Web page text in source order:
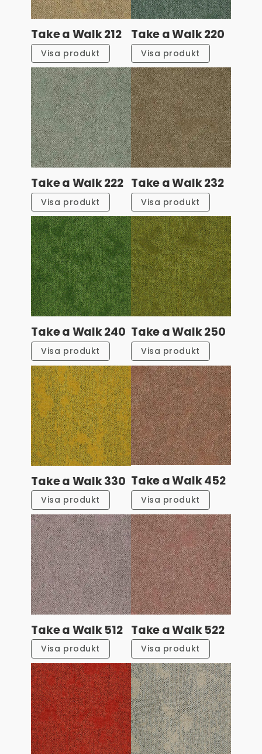
Take a Walk 212
Visa produkt
Take a Walk 220
Visa produkt
Take a Walk 222
Visa produkt
Take a Walk 232
Visa produkt
Take a Walk 240
Visa produkt
Take a Walk 250
Visa produkt
Take a Walk 330
Visa produkt
Take a Walk 452
Visa produkt
Take a Walk 512
Visa produkt
Take a Walk 522
Visa produkt